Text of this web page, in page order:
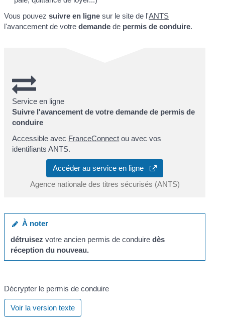
Vous pouvezsuivre en ligne sur le site de l'ANTS
l'avancement de votredemande de permis de conduire.
Service en ligne
Suivre l'avancement de votre demande de permis de
conduire
Accessible avec FranceConnect ou avec vos
identifiants ANTS.
Accéder au service en ligne
Agence nationale des titres sécurisés (ANTS)
À noter
détruisez votre ancien permis de conduire dès
réception du nouveau.
Décrypter le permis de conduire
Voir la version texte